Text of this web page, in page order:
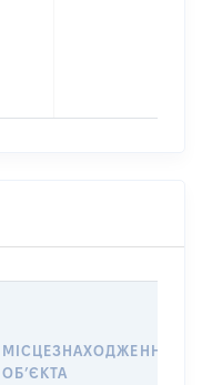
МІСЦЕЗНАХОДЖЕННЯ
ОБʼЄКТА